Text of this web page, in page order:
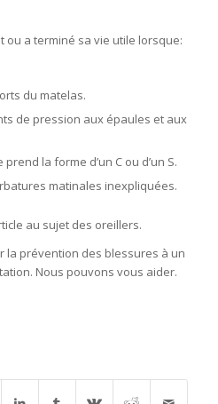
ou a terminé sa vie utile lorsque:
du matelas.
de pression aux épaules et aux
la forme d’un C ou d’un S.
matinales inexpliquées.
au sujet des oreillers.
la prévention des blessures à un
Nous pouvons vous aider.